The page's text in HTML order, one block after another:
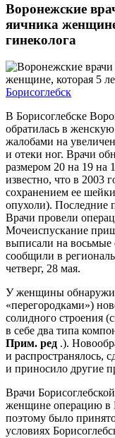
Воронежские
яичника
гинеколога
Борисоглебск
В Борисоглебске
обратилась в
жалобами на
и отеки ног. Врачи
размером 20 на 19 на
известно, что в 2003
сохранением ее
опухоли). Последние
Врачи провели
Мочеиспускание
выписали на восьмые
сообщили в
четверг, 28 мая.
У женщины
«перегородками»)
солидного строения
в себе два типа
Прим. ред .).
и распространялось,
и приносило другие
Врачи
женщине операцию в
поэтому было
условиях